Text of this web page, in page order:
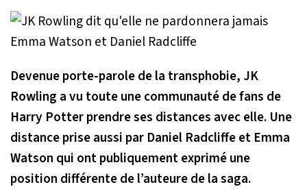
Devenue porte-parole de la transphobie, JK
Rowling a vu toute une communauté de fans de
Harry Potter prendre ses distances avec elle. Une
distance prise aussi par Daniel Radcliffe et Emma
Watson qui ont publiquement exprimé une
position différente de l’auteure de la saga.